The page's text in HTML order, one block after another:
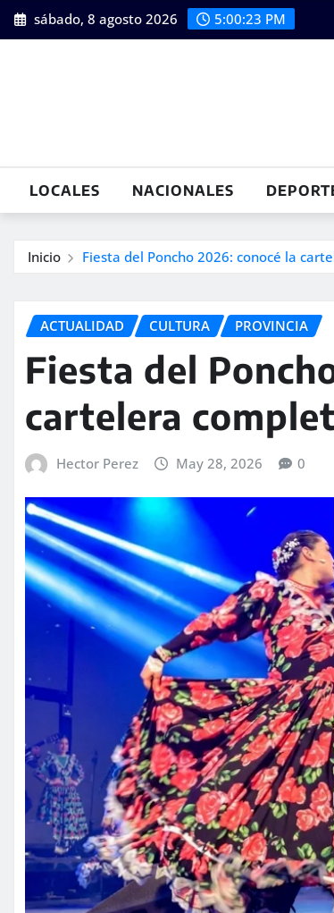
Saltar
al
sábado, 8 agosto 2026 5:00:24 PM
LOCALES NACIONALES
Inicio Fiesta del Poncho 2026: conocé la
ACTUALIDAD CULTURA PROVINCIA
Fiesta del
cartelera
Hector Perez May 28, 2026 0